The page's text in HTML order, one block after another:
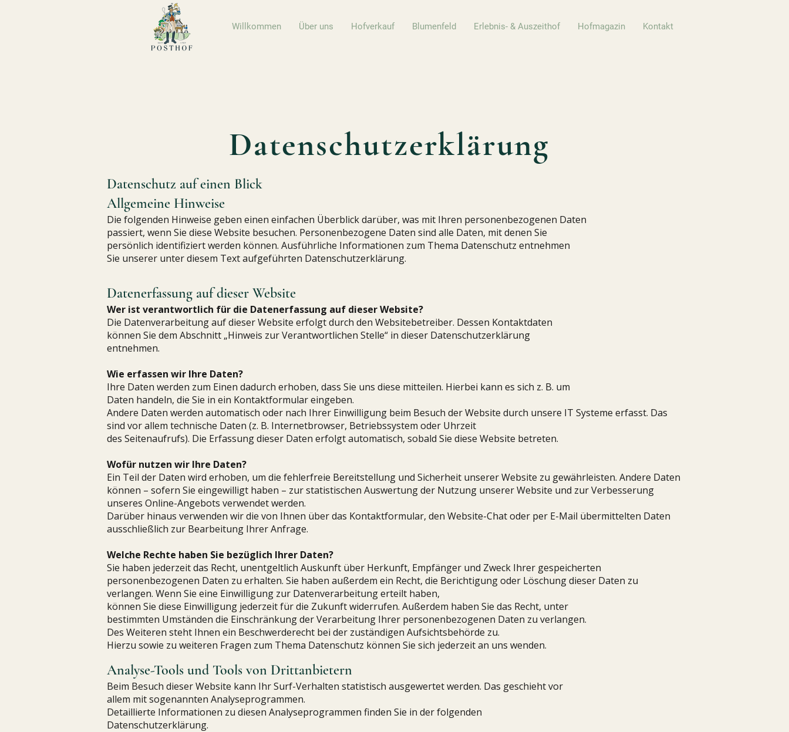
Willkommen Über uns Hofverkauf Blumenfeld Erlebnis- & Auszeithof Hofmagazin Kontakt
Datenschutzerklärung
Datenschutz auf einen Blick
Allgemeine Hinweise
Die folgenden Hinweise geben einen einfachen Überblick darüber, was mit Ihren personenbezogenen Daten
passiert, wenn Sie diese Website besuchen. Personenbezogene Daten sind alle Daten, mit denen Sie
persönlich identifiziert werden können. Ausführliche Informationen zum Thema Datenschutz entnehmen
Sie unserer unter diesem Text aufgeführten Datenschutzerklärung.
Datenerfassung auf dieser Website​​
Wer ist verantwortlich für die Datenerfassung auf dieser Website?
Die Datenverarbeitung auf dieser Website erfolgt durch den Websitebetreiber. Dessen Kontaktdaten
können Sie dem Abschnitt „Hinweis zur Verantwortlichen Stelle“ in dieser Datenschutzerklärung
entnehmen.
Wie erfassen wir Ihre Daten?
Ihre Daten werden zum Einen dadurch erhoben, dass Sie uns diese mitteilen. Hierbei kann es sich z. B. um
Daten handeln, die Sie in ein Kontaktformular eingeben.
Andere Daten werden automatisch oder nach Ihrer Einwilligung beim Besuch der Website durch unsere IT Systeme erfasst. Das
sind vor allem technische Daten (z. B. Internetbrowser, Betriebssystem oder Uhrzeit
des Seitenaufrufs). Die Erfassung dieser Daten erfolgt automatisch, sobald Sie diese Website betreten.
Wofür nutzen wir Ihre Daten?
Ein Teil der Daten wird erhoben, um die fehlerfreie Bereitstellung und Sicherheit unserer Website zu gewährleisten. Andere Daten
können – sofern Sie eingewilligt haben – zur statistischen Auswertung der Nutzung unserer Website und zur Verbesserung
unseres Online-Angebots verwendet werden.
Darüber hinaus verwenden wir die von Ihnen über das Kontaktformular, den Website-Chat oder per E-Mail übermittelten Daten
ausschließlich zur Bearbeitung Ihrer Anfrage.
Welche Rechte haben Sie bezüglich Ihrer Daten?
Sie haben jederzeit das Recht, unentgeltlich Auskunft über Herkunft, Empfänger und Zweck Ihrer gespeicherten
personenbezogenen Daten zu erhalten. Sie haben außerdem ein Recht, die Berichtigung oder Löschung dieser Daten zu
verlangen. Wenn Sie eine Einwilligung zur Datenverarbeitung erteilt haben,
können Sie diese Einwilligung jederzeit für die Zukunft widerrufen. Außerdem haben Sie das Recht, unter
bestimmten Umständen die Einschränkung der Verarbeitung Ihrer personenbezogenen Daten zu verlangen.
Des Weiteren steht Ihnen ein Beschwerderecht bei der zuständigen Aufsichtsbehörde zu.
Hierzu sowie zu weiteren Fragen zum Thema Datenschutz können Sie sich jederzeit an uns wenden.
Analyse-Tools und Tools von Drittanbietern
Beim Besuch dieser Website kann Ihr Surf-Verhalten statistisch ausgewertet werden. Das geschieht vor
allem mit sogenannten Analyseprogrammen.
Detaillierte Informationen zu diesen Analyseprogrammen finden Sie in der folgenden
Datenschutzerklärung.